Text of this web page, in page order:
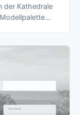
der Kathedrale